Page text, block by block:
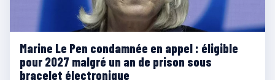
Marine Le Pen condamnée en appel : éligible
pour 2027 malgré un an de prison sous
bracelet électronique